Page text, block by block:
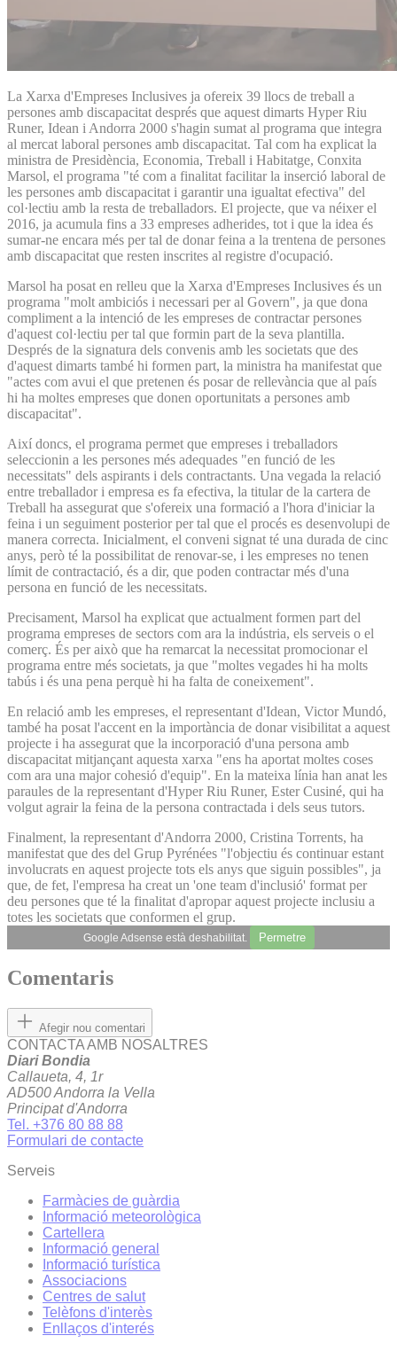
La Xarxa d'Empreses Inclusives ja ofereix 39 llocs de treball a
persones amb discapacitat després que aquest dimarts Hyper Riu
Runer, Idean i Andorra 2000 s'hagin sumat al programa que integra
al mercat laboral persones amb discapacitat. Tal com ha explicat la
ministra de Presidència, Economia, Treball i Habitatge, Conxita
Marsol, el programa "té com a finalitat facilitar la inserció laboral de
les persones amb discapacitat i garantir una igualtat efectiva" del
col·lectiu amb la resta de treballadors. El projecte, que va néixer el
2016, ja acumula fins a 33 empreses adherides, tot i que la idea és
sumar-ne encara més per tal de donar feina a la trentena de persones
amb discapacitat que resten inscrites al registre d'ocupació.
Marsol ha posat en relleu que la Xarxa d'Empreses Inclusives és un
programa "molt ambiciós i necessari per al Govern", ja que dona
compliment a la intenció de les empreses de contractar persones
d'aquest col·lectiu per tal que formin part de la seva plantilla.
Després de la signatura dels convenis amb les societats que des
d'aquest dimarts també hi formen part, la ministra ha manifestat que
"actes com avui el que pretenen és posar de rellevància que al país
hi ha moltes empreses que donen oportunitats a persones amb
discapacitat".
Així doncs, el programa permet que empreses i treballadors
seleccionin a les persones més adequades "en funció de les
necessitats" dels aspirants i dels contractants. Una vegada la relació
entre treballador i empresa es fa efectiva, la titular de la cartera de
Treball ha assegurat que s'ofereix una formació a l'hora d'iniciar la
feina i un seguiment posterior per tal que el procés es desenvolupi de
manera correcta. Inicialment, el conveni signat té una durada de cinc
anys, però té la possibilitat de renovar-se, i les empreses no tenen
límit de contractació, és a dir, que poden contractar més d'una
persona en funció de les necessitats.
Precisament, Marsol ha explicat que actualment formen part del
programa empreses de sectors com ara la indústria, els serveis o el
comerç. És per això que ha remarcat la necessitat promocionar el
programa entre més societats, ja que "moltes vegades hi ha molts
tabús i és una pena perquè hi ha falta de coneixement".
En relació amb les empreses, el representant d'Idean, Victor Mundó,
també ha posat l'accent en la importància de donar visibilitat a aquest
projecte i ha assegurat que la incorporació d'una persona amb
discapacitat mitjançant aquesta xarxa "ens ha aportat moltes coses
com ara una major cohesió d'equip". En la mateixa línia han anat les
paraules de la representant d'Hyper Riu Runer, Ester Cusiné, qui ha
volgut agrair la feina de la persona contractada i dels seus tutors.
Finalment, la representant d'Andorra 2000, Cristina Torrents, ha
manifestat que des del Grup Pyrénées "l'objectiu és continuar estant
involucrats en aquest projecte tots els anys que siguin possibles", ja
que, de fet, l'empresa ha creat un 'one team d'inclusió' format per
deu persones que té la finalitat d'apropar aquest projecte inclusiu a
totes les societats que conformen el grup.
Google Adsense està deshabilitat. Permetre
Comentaris
Afegir nou comentari
CONTACTA AMB NOSALTRES
Diari Bondia
Callaueta, 4, 1r
AD500 Andorra la Vella
Principat d'Andorra
Tel. +376 80 88 88
Formulari de contacte
Serveis
Farmàcies de guàrdia
Informació meteorològica
Cartellera
Informació general
Informació turística
Associacions
Centres de salut
Telèfons d'interès
Enllaços d'interés